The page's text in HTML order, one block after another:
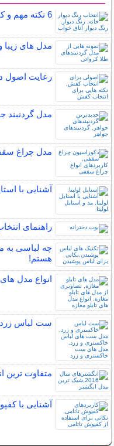
6 نکته مهم و کاربردی برای انتخاب رنگ دیوار
مدل های زیبا
رعایت اصول
مدل گردنبند
مدل چراغ
آشنایی با
راهنمای
چه لباسی
هستم!
انواع مدل های
ست لباس
متفاوت ترین
آشنایی با